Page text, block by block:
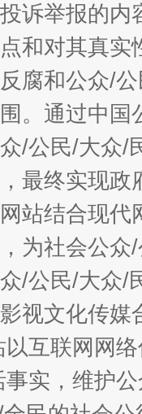
诉举报的
和对其真实
反腐和公众/
。通过中
/公民/大众/
最终实现
站结合现
为社会公
/公民/大众/
视文化传
互联网网
实，维护